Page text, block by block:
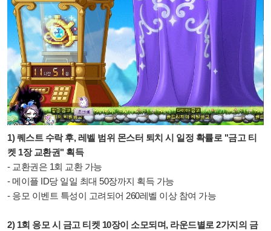
1) 퀘스트 수락 후, 레벨 범위 몬스터 퇴치 시 일정 확률로 "금고 티
켓 1장 교환권" 획득
- 교환권은 1회 교환 가능
- 메이플 ID당 일일 최대 50장까지 획득 가능
- 응모 이벤트 특성이 고려되어 260레벨 이상 참여 가능
2) 1회 응모 시 금고 티켓 10장이 소모되며, 라운드별로 2가지의 금